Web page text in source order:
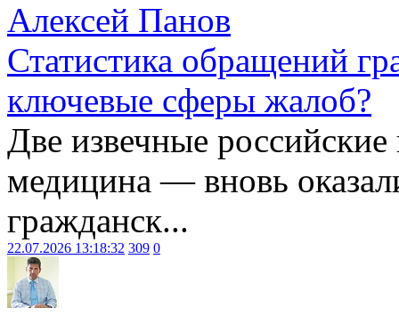
Алексей Панов
Статистика обращений
ключевые сферы жалоб?
Две извечные
медицина — вновь
гражданск...
22.07.2026 13:18:32 309 0